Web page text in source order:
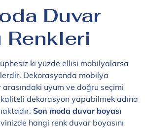
Duvar
Renkleri
ki yüzde ellisi mobilyalarsa
Dekorasyonda mobilya
uyum ve doğru seçimi
dekorasyon yapabilmek adına
Son moda duvar boyası
hangi renk duvar boyasını